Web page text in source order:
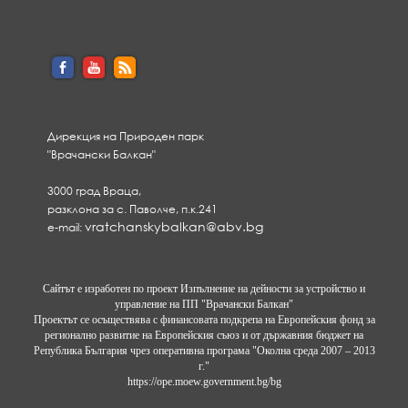
Дирекция на Природен парк
"Врачански Балкан"
3000 град Враца,
разклона за с. Паволче, п.к.241
e-mail:vratchanskybalkan@abv.bg
Сайтът е изработен по проект Изпълнение на дейности за устройство и
управление на ПП "Врачански Балкан"
Проектът се осъществява с финансовата подкрепа на Европейския фонд за
регионално развитие на Европейския съюз и от държавния бюджет на
Република България чрез оперативна програма "Околна среда 2007 – 2013
г."
https://ope.moew.government.bg/bg